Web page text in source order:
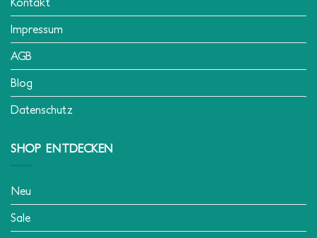
Impressum
AGB
Blog
Datenschutz
SHOP ENTDECKEN
Neu
Sale